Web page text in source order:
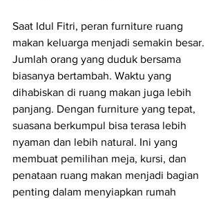
Saat Idul Fitri, peran furniture ruang
makan keluarga menjadi semakin besar.
Jumlah orang yang duduk bersama
biasanya bertambah. Waktu yang
dihabiskan di ruang makan juga lebih
panjang. Dengan furniture yang tepat,
suasana berkumpul bisa terasa lebih
nyaman dan lebih natural. Ini yang
membuat pemilihan meja, kursi, dan
penataan ruang makan menjadi bagian
penting dalam menyiapkan rumah